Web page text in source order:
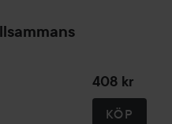
408 kr
KÖP